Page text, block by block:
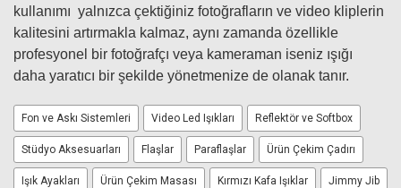
kullanımı yalnızca çektiğiniz fotoğrafların ve video kliplerin
kalitesini artırmakla kalmaz, aynı zamanda özellikle
profesyonel bir fotoğrafçı veya kameraman iseniz ışığı
daha yaratıcı bir şekilde yönetmenize de olanak tanır.
Fon ve Askı Sistemleri Video Led Işıkları Reflektör ve Softbox
Stüdyo Aksesuarları Flaşlar Paraflaşlar Ürün Çekim Çadırı
Işık Ayakları Ürün Çekim Masası Kırmızı Kafa Işıklar Jimmy Jib